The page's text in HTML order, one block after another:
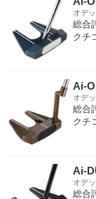
オデ
総合
クチ
Ai-
オデ
総合
クチ
Ai-
オデ
総合